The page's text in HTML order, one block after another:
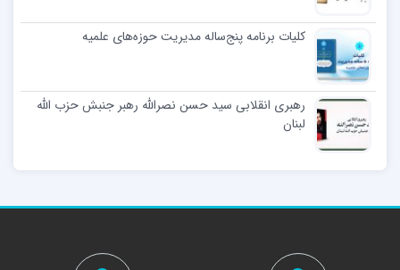
کلیات برنامه پنج‌ساله مدیریت حوزه‌های علمیه
رهبری انقلابی سید حسن نصرالله رهبر جنبش حزب الله
لبنان